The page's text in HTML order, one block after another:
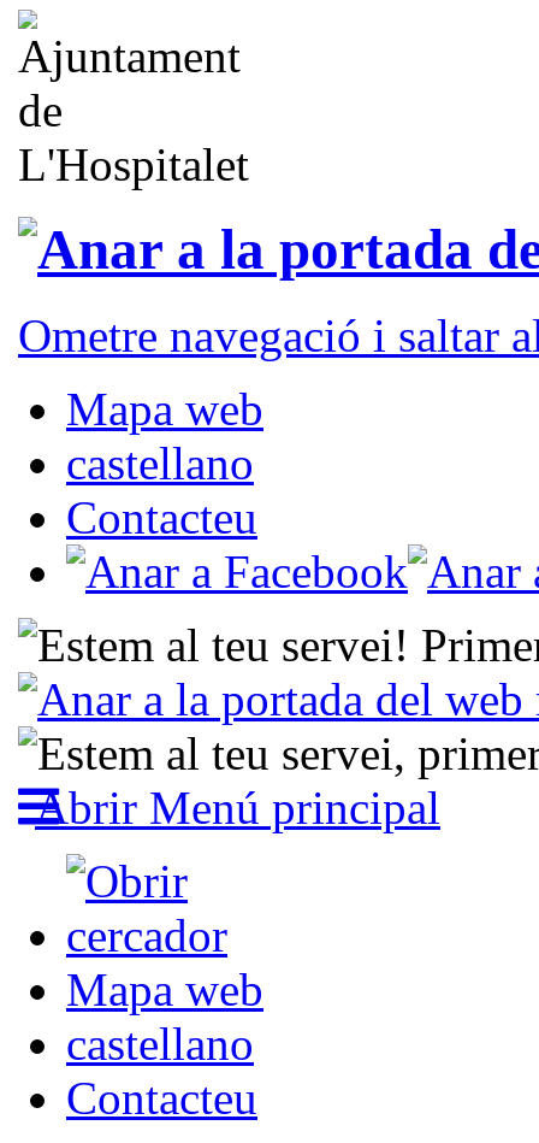
Ometre navegació i saltar
Mapa web
castellano
Contacteu
Abrir Menú principal
Mapa web
castellano
Contacteu